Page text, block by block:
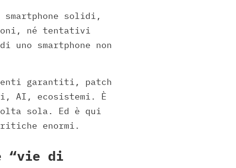
solidi,
né tentativi
smartphone non
garantiti, patch
AI, ecosistemi. È
sola. Ed è qui
enormi.
“vie di